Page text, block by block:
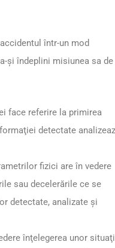
într-un mod
şi îndeplini misiunea sa de
face referire la primirea
detectate
fizici are în vedere
sau decelerările ce se
detectate, analizate şi
înţelegerea unor